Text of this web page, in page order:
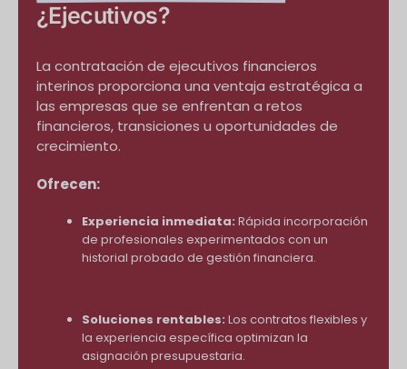
¿Ejecutivos?
La contratación de ejecutivos financieros
interinos proporciona una ventaja estratégica a
las empresas que se enfrentan a retos
financieros, transiciones u oportunidades de
crecimiento.
Ofrecen:
Experiencia inmediata: Rápida incorporación
de profesionales experimentados con un
historial probado de gestión financiera.
Soluciones rentables: Los contratos flexibles y
la experiencia específica optimizan la
asignación presupuestaria.